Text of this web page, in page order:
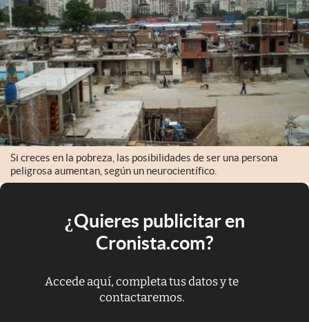
Si creces en la pobreza, las posibilidades de ser una persona
peligrosa aumentan, según un neurocientífico.
¿Quieres publicitar en
Cronista.com?
Accede aquí, completa tus datos y te
contactaremos.